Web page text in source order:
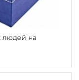
людей на